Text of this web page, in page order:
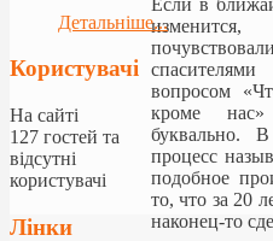
вопросом
кроме
буквально.
процесс
подобное
то, что за 20
наконец-то
Детальніше...
Користувачі
На сайті
127 гостей та
відсутні
користувачі
Лінки